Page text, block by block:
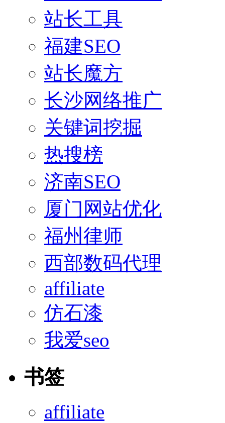
站长工具
福建SEO
站长魔方
长沙网络推广
关键词挖掘
热搜榜
济南SEO
厦门网站优化
福州律师
西部数码代理
affiliate
仿石漆
我爱seo
书签
affiliate